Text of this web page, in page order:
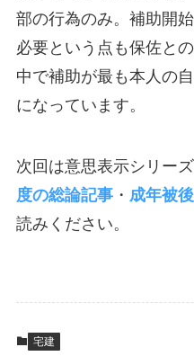
部の行為のみ。補助開
必要という点も保佐と
中で補助が最も本人の
になっています。
次回は意思表示シリーズ
度の総論記事・ 成年被
読みください。
宅建